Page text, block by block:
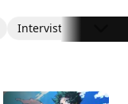
Interviste